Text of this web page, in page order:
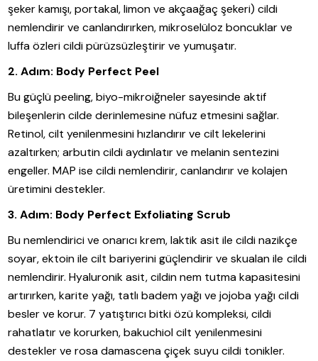
şeker kamışı, portakal, limon ve akçaağaç şekeri) cildi
nemlendirir ve canlandırırken, mikroselüloz boncuklar ve
luffa özleri cildi pürüzsüzleştirir ve yumuşatır.
2. Adım: Body Perfect Peel
Bu güçlü peeling, biyo-mikroiğneler sayesinde aktif
bileşenlerin cilde derinlemesine nüfuz etmesini sağlar.
Retinol, cilt yenilenmesini hızlandırır ve cilt lekelerini
azaltırken; arbutin cildi aydınlatır ve melanin sentezini
engeller. MAP ise cildi nemlendirir, canlandırır ve kolajen
üretimini destekler.
3. Adım: Body Perfect Exfoliating Scrub
Bu nemlendirici ve onarıcı krem, laktik asit ile cildi nazikçe
soyar, ektoin ile cilt bariyerini güçlendirir ve skualan ile cildi
nemlendirir. Hyaluronik asit, cildin nem tutma kapasitesini
artırırken, karite yağı, tatlı badem yağı ve jojoba yağı cildi
besler ve korur. 7 yatıştırıcı bitki özü kompleksi, cildi
rahatlatır ve korurken, bakuchiol cilt yenilenmesini
destekler ve rosa damascena çiçek suyu cildi tonikler.